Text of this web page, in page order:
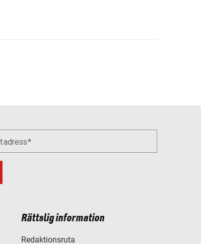
Rättslig information
Redaktionsruta